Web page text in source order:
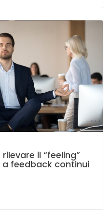
il “feeling”
a feedback continui